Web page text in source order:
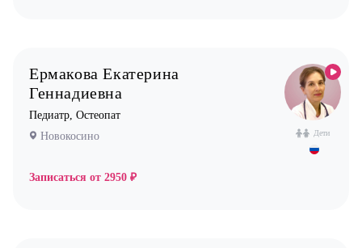
Дети
Ермакова Екатерина
Геннадиевна
Педиатр, Остеопат
Новокосино
Записаться от 2950 ₽